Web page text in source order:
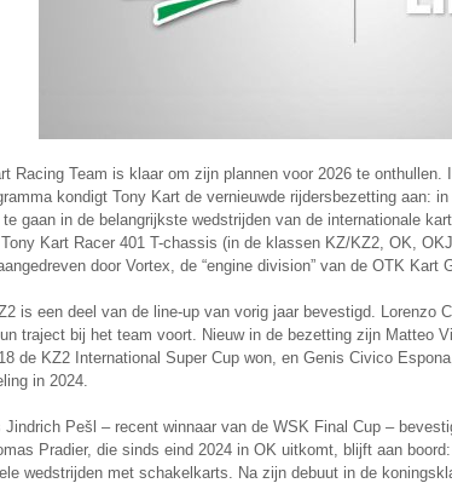
Racing Team is klaar om zijn plannen voor 2026 te onthullen.
kondigt Tony Kart de vernieuwde rijdersbezetting aan:
te gaan in de belangrijkste wedstrijden van de internationale
Kart Racer 401 T-chassis (in de klassen KZ/KZ2, OK,
door Vortex, de “engine division” van de OTK Kart
is een deel van de line-up van vorig jaar bevestigd. Lorenzo
traject bij het team voort. Nieuw in de bezetting zijn Matteo
de KZ2 International Super Cup won, en Genis Civico
in 2024.
Jindrich Pešl – recent winnaar van de WSK Final Cup –
Pradier, die sinds eind 2024 in OK uitkomt, blijft aan
wedstrijden met schakel­karts. Na zijn debuut in de